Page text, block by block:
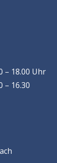
– 18.00 Uhr
– 16.30